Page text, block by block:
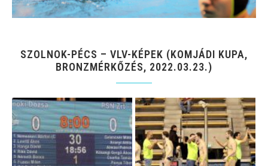
SZOLNOK-PÉCS – VLV-KÉPEK (KOMJÁDI KUPA,
BRONZMÉRKŐZÉS, 2022.03.23.)